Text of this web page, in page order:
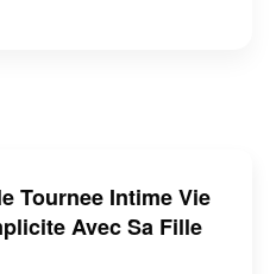
Tournee Intime Vie
Avec Sa Fille